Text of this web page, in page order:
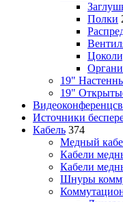
Полки
19"
19"
Источники
Кабель 374
Медный
Кабели
Кабели
Шнуры